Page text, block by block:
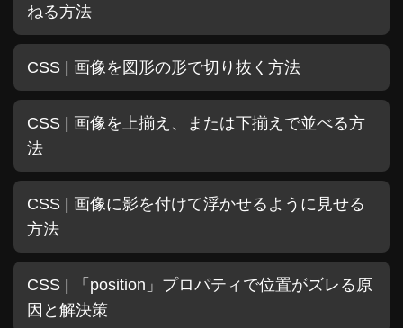
ねる方法
CSS | 画像を図形の形で切り抜く方法
CSS | 画像を上揃え、または下揃えで並べる方
法
CSS | 画像に影を付けて浮かせるように見せる
方法
CSS | 「position」プロパティで位置がズレる原
因と解決策